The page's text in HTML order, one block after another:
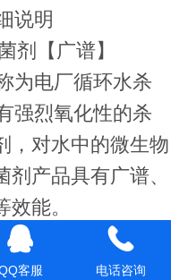
说明
剂【广谱】
为电厂循环水杀
强烈氧化性的杀
，对水中的微生物
产品具有广谱、
能。
客服 电话咨询